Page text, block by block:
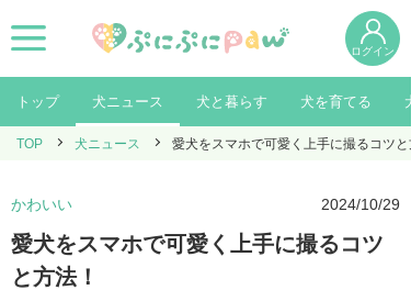
ログイン
トップ 犬ニュース 犬と暮らす 犬を育てる
TOP 犬ニュース 愛犬をスマホで可愛く上手に撮るコツと
かわいい 2024/10/29
愛犬をスマホで可愛く上手に撮るコツ
と方法！